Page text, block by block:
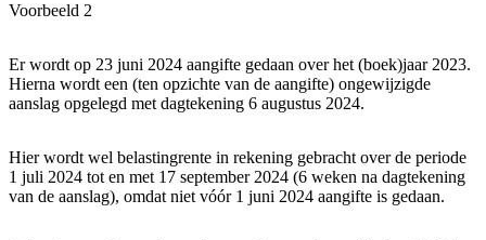
Voorbeeld 2
Er wordt op 23 juni 2024 aangifte gedaan over het (boek)jaar 2023.
Hierna wordt een (ten opzichte van de aangifte) ongewijzigde
aanslag opgelegd met dagtekening 6 augustus 2024.
Hier wordt wel belastingrente in rekening gebracht over de periode
1 juli 2024 tot en met 17 september 2024 (6 weken na dagtekening
van de aanslag), omdat niet vóór 1 juni 2024 aangifte is gedaan.